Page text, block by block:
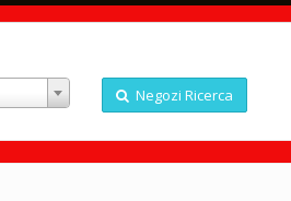
Negozi Ricerca